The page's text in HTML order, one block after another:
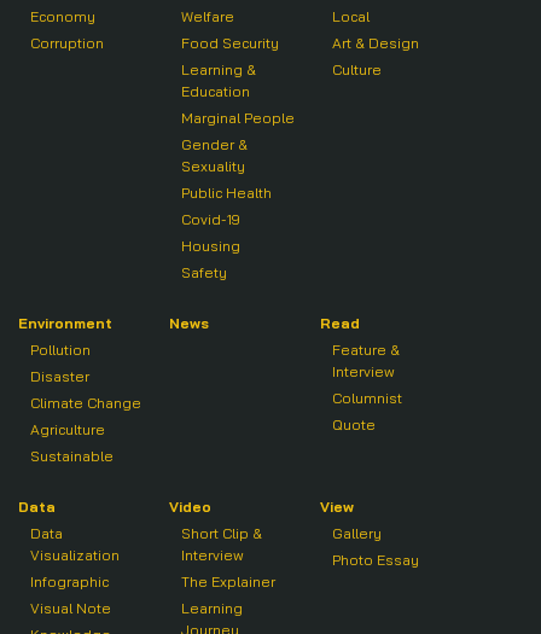
Economy
Corruption
Welfare
Food Security
Learning &
Education
Marginal People
Gender &
Sexuality
Public Health
Covid-19
Housing
Safety
Local
Art & Design
Culture
Environment
Pollution
Disaster
Climate Change
Agriculture
Sustainable
News
Read
Feature &
Interview
Columnist
Quote
Data
Data
Visualization
Infographic
Visual Note
Video
Short Clip &
Interview
The Explainer
Learning
Journey
View
Gallery
Photo Essay